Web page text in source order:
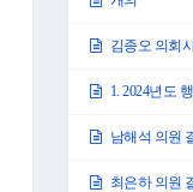
김종오 의회
1. 2024년도
남해석 의원
최은하 의원